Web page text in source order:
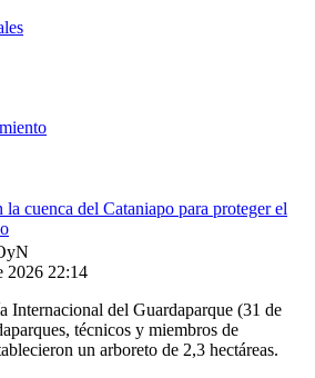
la cuenca del Cataniapo para proteger el
2026 22:14
Internacional del Guardaparque (31 de
técnicos y miembros de
un arboreto de 2,3 hectáreas.